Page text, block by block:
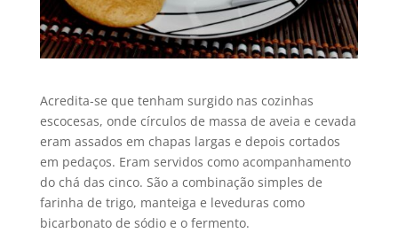
Acredita-se que tenham surgido nas cozinhas
escocesas, onde círculos de massa de aveia e cevada
eram assados em chapas largas e depois cortados
em pedaços. Eram servidos como acompanhamento
do chá das cinco. São a combinação simples de
farinha de trigo, manteiga e leveduras como
bicarbonato de sódio e o fermento.